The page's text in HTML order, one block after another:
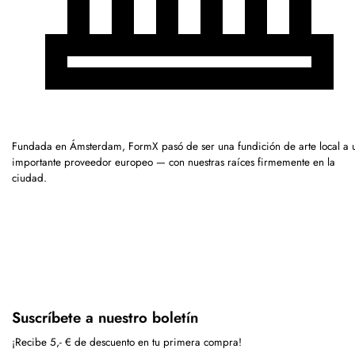
Fundada en Ámsterdam, FormX pasó de ser una fundición de arte local a
importante proveedor europeo — con nuestras raíces firmemente en la
ciudad.
Suscríbete a nuestro boletín
¡Recibe 5,- € de descuento en tu primera compra!